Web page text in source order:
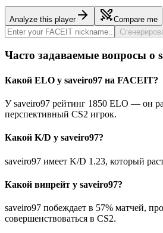
Analyze this player
Compare me
Часто задаваемые вопросы о
Какой ELO у saveiro97 на FACEIT?
У saveiro97 рейтинг 1850 ELO — он
перспективный CS2 игрок.
Какой K/D у saveiro97?
saveiro97 имеет K/D 1.23, который
Какой винрейт у saveiro97?
saveiro97 побеждает в 57% матчей,
совершенствоваться в CS2.